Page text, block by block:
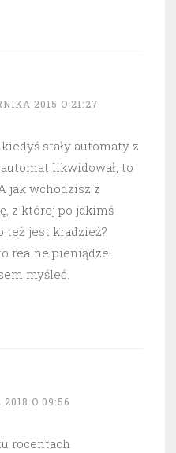
2015 O 21:27
stały automaty z
likwidował, to
jak wchodzisz z
z której po jakimś
też jest kradzież?
realne pieniądze!
myśleć.
O 09:56
rocentach